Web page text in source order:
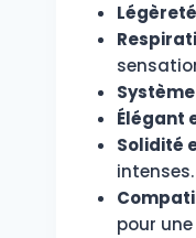
Élégant
Solidité
intenses.
pour